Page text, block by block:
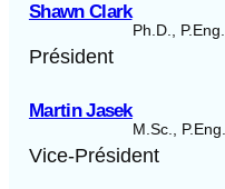
Shawn Clark
Ph.D., P.Eng.
Président
Martin Jasek
M.Sc., P.Eng.
Vice-Président